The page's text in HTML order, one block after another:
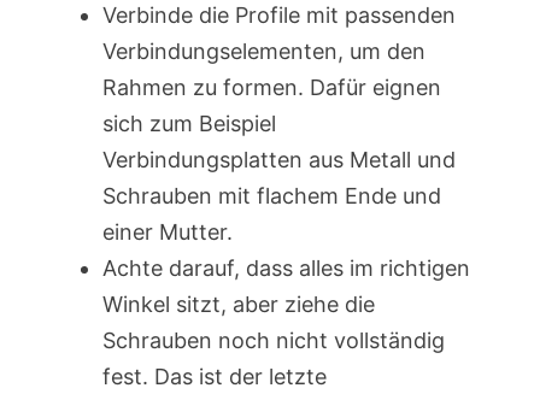
Verbinde die Profile mit passenden
Verbindungselementen, um den
Rahmen zu formen. Dafür eignen
sich zum Beispiel
Verbindungsplatten aus Metall und
Schrauben mit flachem Ende und
einer Mutter.
Achte darauf, dass alles im richtigen
Winkel sitzt, aber ziehe die
Schrauben noch nicht vollständig
fest. Das ist der letzte